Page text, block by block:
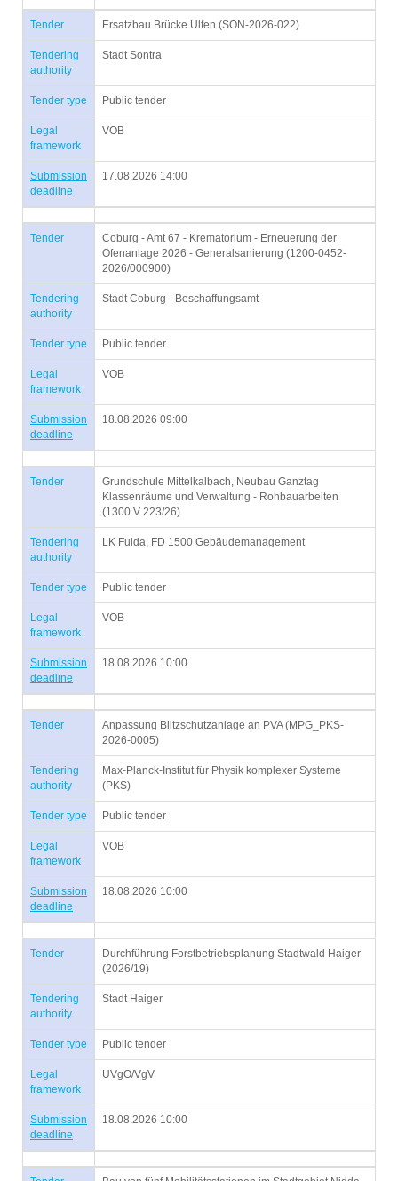
Tender Ersatzbau Brücke Ulfen (SON-2026-022)
Tendering
authority
Stadt Sontra
Tender type Public tender
Legal
framework
VOB
Submission
deadline
17.08.2026 14:00
Tender
Coburg - Amt 67 - Krematorium - Erneuerung der
Ofenanlage 2026 - Generalsanierung (1200-0452-
2026/000900)
Tendering
authority
Stadt Coburg - Beschaffungsamt
Tender type Public tender
Legal
framework
VOB
Submission
deadline
18.08.2026 09:00
Tender
Grundschule Mittelkalbach, Neubau Ganztag
Klassenräume und Verwaltung - Rohbauarbeiten
(1300 V 223/26)
Tendering
authority
LK Fulda, FD 1500 Gebäudemanagement
Tender type Public tender
Legal
framework
VOB
Submission
deadline
18.08.2026 10:00
Tender
Anpassung Blitzschutzanlage an PVA (MPG_PKS-
2026-0005)
Tendering
authority
Max-Planck-Institut für Physik komplexer Systeme
(PKS)
Tender type Public tender
Legal
framework
VOB
Submission
deadline
18.08.2026 10:00
Tender
Durchführung Forstbetriebsplanung Stadtwald Haiger
(2026/19)
Tendering
authority
Stadt Haiger
Tender type Public tender
Legal
framework
UVgO/VgV
Submission
deadline
18.08.2026 10:00